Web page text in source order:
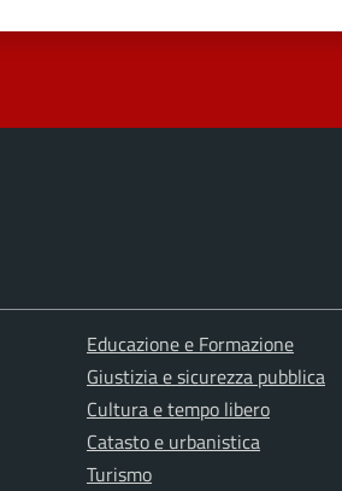
Educazione e Formazione
Giustizia e sicurezza pubblica
Cultura e tempo libero
Catasto e urbanistica
Turismo